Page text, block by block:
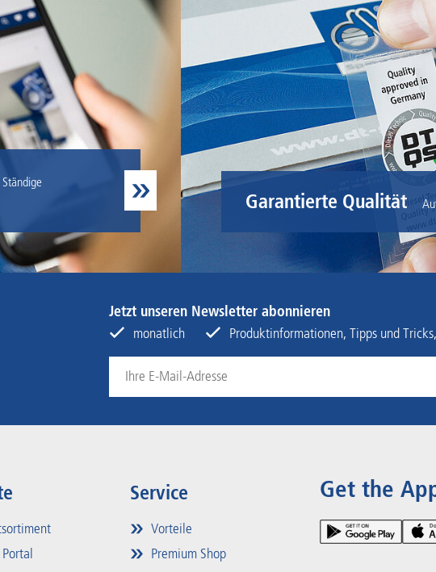
Ständige
Garantierte Qualität
Jetzt unseren Newsletter abonnieren
monatlich
Produktinformationen, Tipps und
Service
Vorteile
Premium Shop
Get the